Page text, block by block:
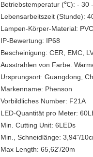
Betriebstemperatur (℃): - 30
Lebensarbeitszeit (Stunde):
Lampen-Körper-Material: PVC
IP-Bewertung: IP68
Bescheinigung: CER, EMC,
Ausstrahlen von Farbe:
Ursprungsort: Guangdong,
Markenname: Phenson
Vorbildliches Number: F21A
LED-Quantität pro Meter:
Min. Cutting Unit: 6LEDs
Min., Schneidlänge: 3,94"/
Max Length: 65,62'/20m